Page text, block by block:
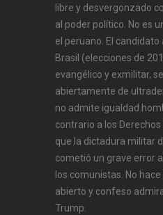
libre y desvergonzado
al poder político. No es
el peruano. El candidato
Brasil (elecciones de
evangélico y exmilitar,
abiertamente de
no admite igualdad
contrario a los
que la dictadura militar
cometió un grave error
los comunistas. No
abierto y confeso
Trump.